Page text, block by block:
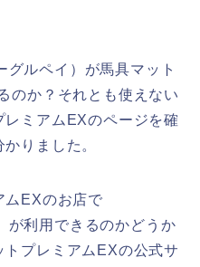
ルペイ）が馬具マット
のか？それとも使えない
ミアムEXのページを確
りました。
ムEXのお店で
が利用できるのかどうか
プレミアムEXの公式サ